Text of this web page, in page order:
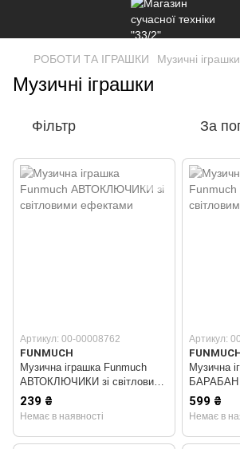
РОБОТИ ТА ІГРАШКИ Музичні іграшки
Музичні іграшки
Фільтр За
Артикул: 00-00008762
FUNMUCH
Музична іграшка Funmuch
АВТОКЛЮЧИКИ зі світловими
ефектами
239 ₴
Немає в наявності
Артикул:
Музична
БАРАБАН
ефектами
599 ₴
Немає в